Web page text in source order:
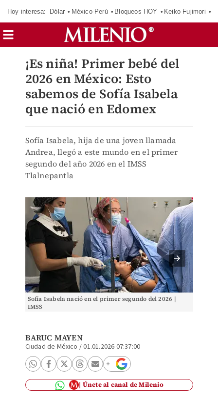
Hoy interesa: Dólar México-Perú Bloqueos HOY Keiko Fujimori
¡Es niña! Primer bebé del
2026 en México: Esto
sabemos de Sofía Isabela
que nació en Edomex
Sofía Isabela, hija de una joven llamada
Andrea, llegó a este mundo en el primer
segundo del año 2026 en el IMSS
Tlalnepantla
Sofía Isabela nació en el primer segundo del 2026 |
IMSS
BARUC MAYEN
Ciudad de México /01.01.2026 07:37:00
Únete al canal de Milenio